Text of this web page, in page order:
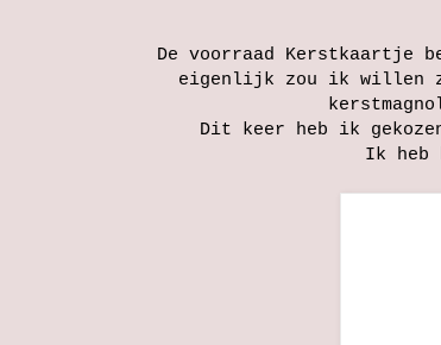
De voorraad Kerstkaartje
eigenlijk zou ik willen
Dit keer heb ik
Ik heb